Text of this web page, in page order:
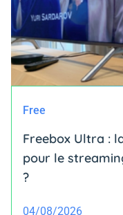
Free
Freebox Ultra :
pour le
?
04/08/2026